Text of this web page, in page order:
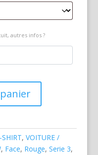
autres infos ?
SHIRT, VOITURE /
, Face, Rouge, Serie 3,